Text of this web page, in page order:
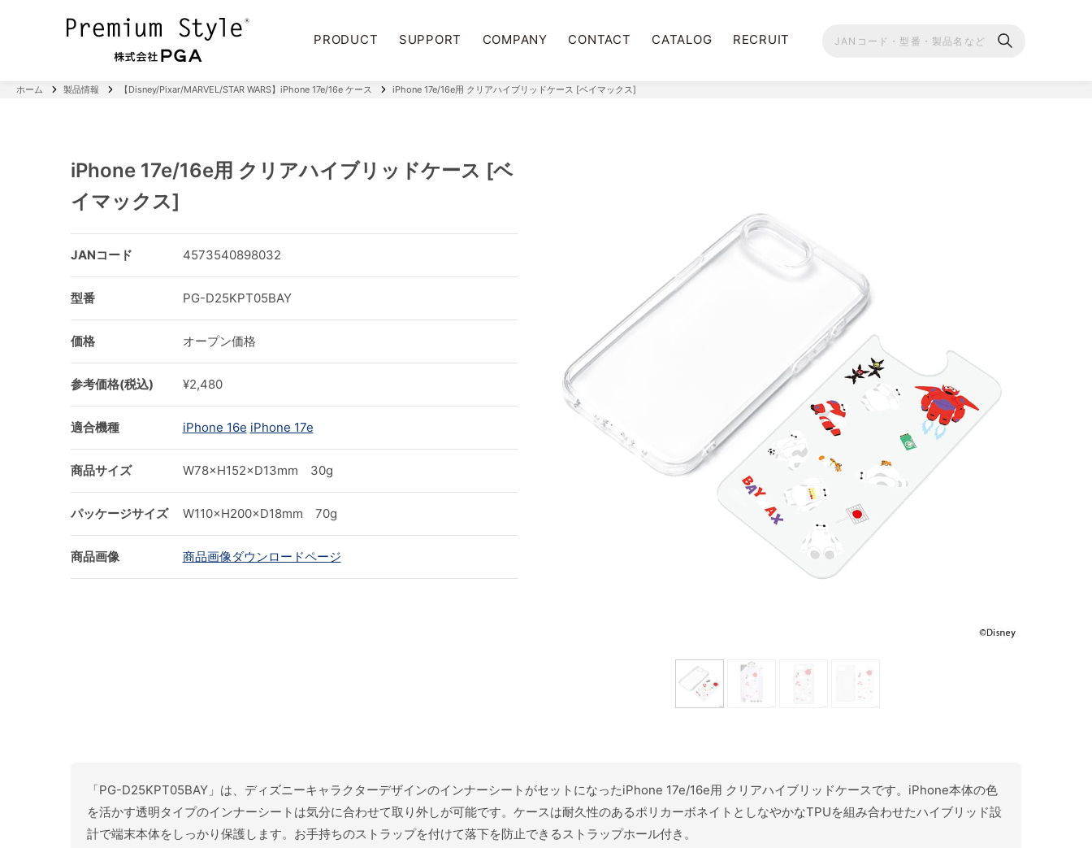
PRODUCT SUPPORT COMPANY CONTACT CATALOG RECRUIT
ホーム 製品情報 【Disney/Pixar/MARVEL/STAR WARS】iPhone 17e/16e ケース iPhone 17e/16e用 クリアハイブリッドケース [ベイマックス]
iPhone 17e/16e用 クリアハイブリッドケース [ベ
イマックス]
JANコード 4573540898032
型番 PG-D25KPT05BAY
価格 オープン価格
参考価格(税込) ¥2,480
適合機種 iPhone 16e iPhone 17e
商品サイズ W78×H152×D13mm 30g
パッケージサイズ W110×H200×D18mm 70g
商品画像 商品画像ダウンロードページ
「PG-D25KPT05BAY」は、ディズニーキャラクターデザインのインナーシートがセットになったiPhone 17e/16e用 クリアハイブリッドケースです。iPhone本体の色
を活かす透明タイプのインナーシートは気分に合わせて取り外しが可能です。ケースは耐久性のあるポリカーボネイトとしなやかなTPUを組み合わせたハイブリッド設
計で端末本体をしっかり保護します。お手持ちのストラップを付けて落下を防止できるストラップホール付き。